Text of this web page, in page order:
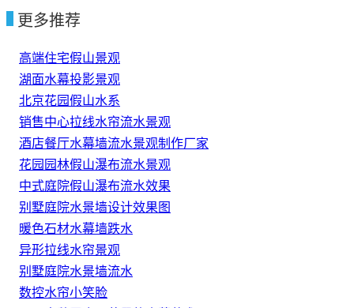
更多推荐
高端住宅假山景观
湖面水幕投影景观
北京花园假山水系
销售中心拉线水帘流水景观
酒店餐厅水幕墙流水景观制作厂家
花园园林假山瀑布流水景观
中式庭院假山瀑布流水效果
别墅庭院水景墙设计效果图
暖色石材水幕墙跌水
异形拉线水帘景观
别墅庭院水景墙流水
数控水帘小笑脸